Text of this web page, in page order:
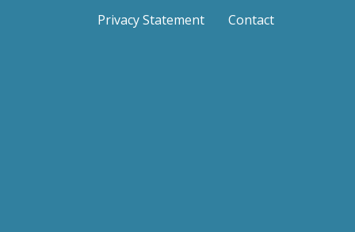
Privacy Statement Contact